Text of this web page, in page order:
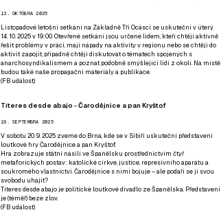
13. OKTÓBRA 2025
Listopadové letošní setkání na Základně Tři Ocásci se uskuteční v úterý
14. 10. 2025 v 19:00. Otevřené setkání jsou určené lidem, kteří chtějí aktivně
řešit problémy v práci, mají nápady na aktivity v regionu nebo se chtějí do
aktivit zapojit, případně chtějí diskutovat o tématech spojených s
anarchosyndikalismem a poznat podobně smýšlející lidi z okolí. Na místě
budou také naše propagační materiály a publikace.
(FB událost)
Títeres desde abajo - Čarodějnice a pan Kryštof
19. SEPTEMBRA 2025
V sobotu 20. 9. 2025 zveme do Brna, kde se v Sibiři uskuteční představení
loutkové hry Čarodějnice a pan Kryštof.
Hra zobrazuje státní násilí ve Španělsku prostřednictvím čtyř
metaforických postav: katolické církve, justice, represivního aparátu a
soukromého vlastnictví. Čarodějnice s nimi bojuje – ale podaří se jí svou
svobodu uhájit?
Títeres desde abajo je politické loutkové divadlo ze Španělska. Představení
je (téměř) beze zlov.
(FB událost)